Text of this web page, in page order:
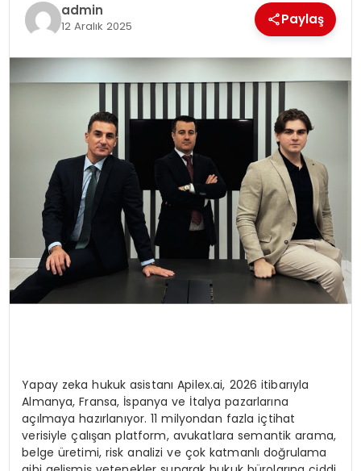
admin
12 Aralık 2025 Paylaş
Yapay zeka hukuk asistanı Apilex.ai, 2026 itibarıyla
Almanya, Fransa, İspanya ve İtalya pazarlarına
açılmaya hazırlanıyor. 11 milyondan fazla içtihat
verisiyle çalışan platform, avukatlara semantik arama,
belge üretimi, risk analizi ve çok katmanlı doğrulama